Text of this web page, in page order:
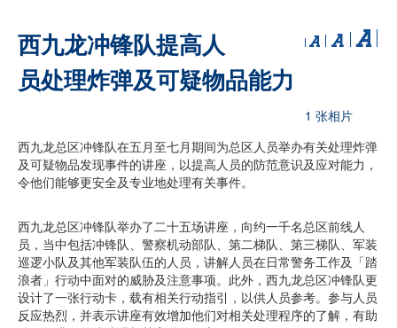
西九龙冲锋队提高人
员处理炸弹及可疑物品能力
1 张相片
西九龙总区冲锋队在五月至七月期间为总区人员举办有关处理炸弹
及可疑物品发现事件的讲座，以提高人员的防范意识及应对能力，
令他们能够更安全及专业地处理有关事件。
西九龙总区冲锋队举办了二十五场讲座，向约一千名总区前线人
员，当中包括冲锋队、警察机动部队、第二梯队、第三梯队、军装
巡逻小队及其他军装队伍的人员，讲解人员在日常警务工作及「踏
浪者」行动中面对的威胁及注意事项。此外，西九龙总区冲锋队更
设计了一张行动卡，载有相关行动指引，以供人员参考。参与人员
反应热烈，并表示讲座有效增加他们对相关处理程序的了解，有助